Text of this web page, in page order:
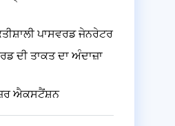
ਪਾਸਵਰਡ ਜੇਨਰੇਟਰ
ਦੀ ਤਾਕਤ ਦਾ ਅੰਦਾਜ਼ਾ
ਐਕਸਟੈਂਸ਼ਨ